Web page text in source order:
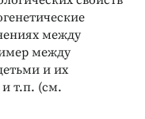
между
между
и их
т.п. (см.